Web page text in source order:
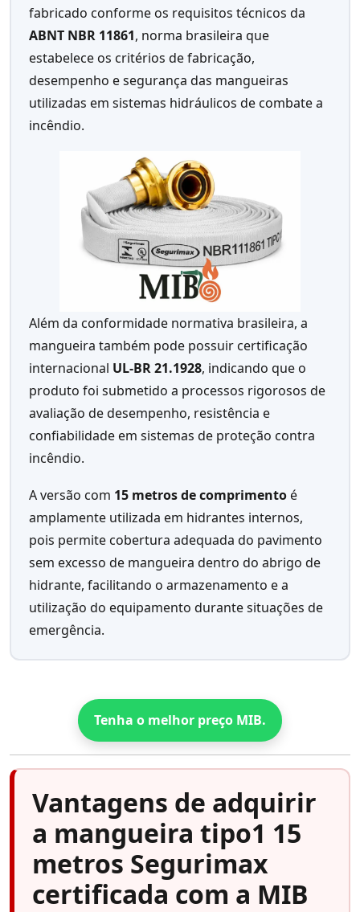
fabricado conforme os requisitos técnicos da
ABNT NBR 11861, norma brasileira que
estabelece os critérios de fabricação,
desempenho e segurança das mangueiras
utilizadas em sistemas hidráulicos de combate a
incêndio.
Além da conformidade normativa brasileira, a
mangueira também pode possuir certificação
internacional UL-BR 21.1928, indicando que o
produto foi submetido a processos rigorosos de
avaliação de desempenho, resistência e
confiabilidade em sistemas de proteção contra
incêndio.
A versão com 15 metros de comprimentoé
amplamente utilizada em hidrantes internos,
pois permite cobertura adequada do pavimento
sem excesso de mangueira dentro do abrigo de
hidrante, facilitando o armazenamento e a
utilização do equipamento durante situações de
emergência.
Tenha o melhor preço MIB.
Vantagens de adquirir
a mangueira tipo1 15
metros Segurimax
certificada com a MIB